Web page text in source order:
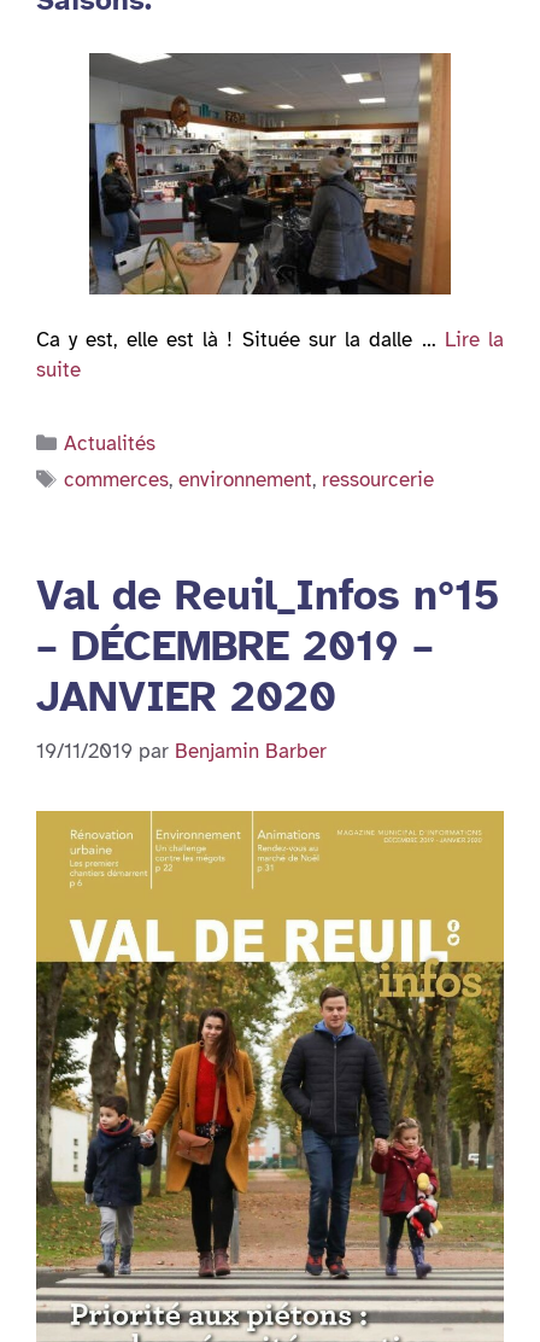
Ca y est, elle est là ! Située sur la dalle … Lire la
suite
Catégories
Actualités
Étiquettes
commerces,environnement, ressourcerie
Val de Reuil_Infos n°15
– DÉCEMBRE 2019 –
JANVIER 2020
19/11/2019 par Benjamin Barber